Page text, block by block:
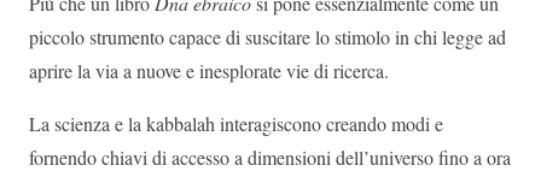
piccolo strumento capace di suscitare lo stimolo in chi legge ad
aprire la via a nuove e inesplorate vie di ricerca.
La scienza e la kabbalah interagiscono creando modi e
fornendo chiavi di accesso a dimensioni dell’universo fino a ora